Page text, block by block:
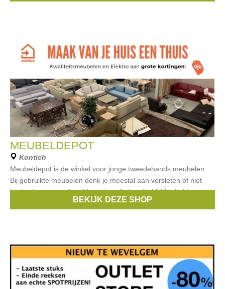
MEUBELDEPOT
Kontich
Meubeldepot is de winkel voor jonge tweedehands meubelen.
Bij gebruikte meubelen denk je meestal aan versleten of niet
hedendaagse spullen. Maar de artikelen die bij Meubeldepot
verkocht worden, zijnBEKIJK DEZE SHOP